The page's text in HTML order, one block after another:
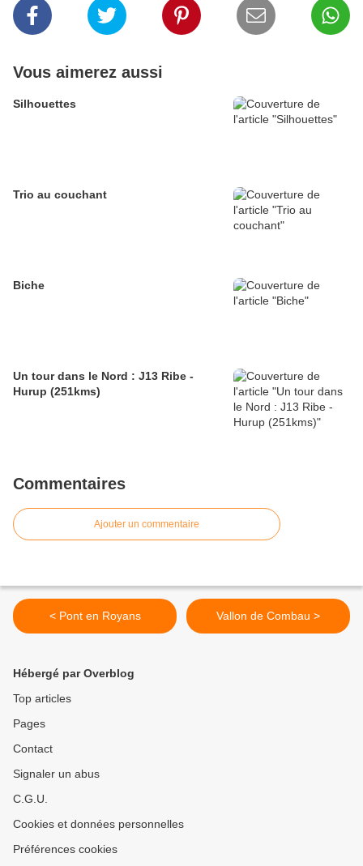
Vous aimerez aussi
Silhouettes
Trio au couchant
Biche
Un tour dans le Nord : J13 Ribe -
Hurup (251kms)
Commentaires
Ajouter un commentaire
< Pont en Royans Vallon de Combau >
Hébergé par Overblog
Top articles
Pages
Contact
Signaler un abus
C.G.U.
Cookies et données personnelles
Préférences cookies